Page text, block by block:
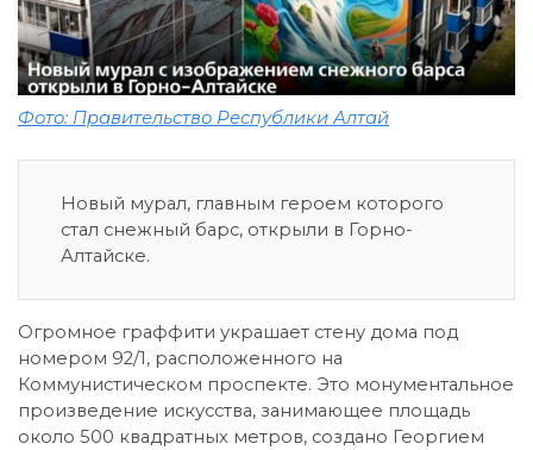
Фото: Правительство Республики Алтай
Новый мурал, главным героем которого
стал снежный барс, открыли в Горно-
Алтайске.
Огромное граффити украшает стену дома под
номером 92/1, расположенного на
Коммунистическом проспекте. Это монументальное
произведение искусства, занимающее площадь
около 500 квадратных метров, создано Георгием